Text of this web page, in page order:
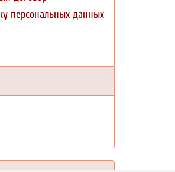
персональных данных